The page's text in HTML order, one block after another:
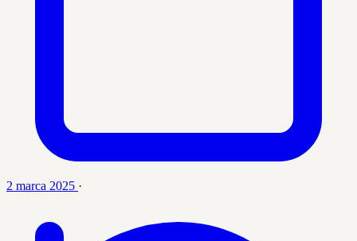
2 marca 2025 ·